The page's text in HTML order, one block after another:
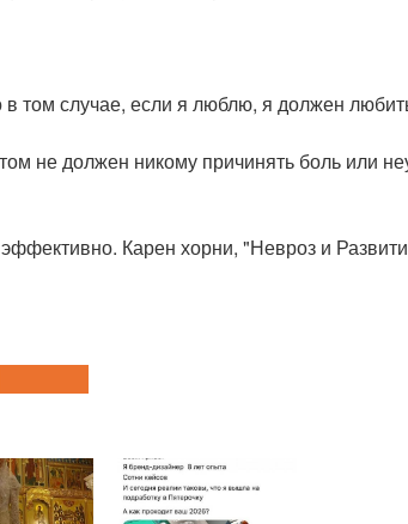
том случае, если я люблю, я должен
не должен никому причинять боль или
Карен хорни, "Невроз и